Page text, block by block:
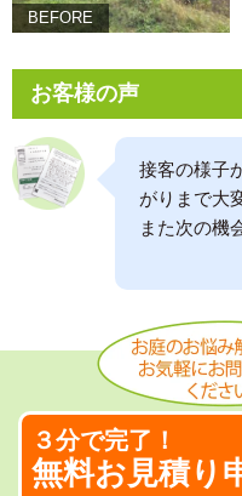
BEFORE
お客様の声
接客の様子
がりまで大
また次の機
３分で完了！
無料お見積り